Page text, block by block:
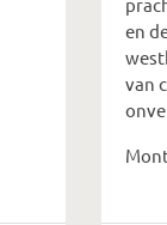
en
van